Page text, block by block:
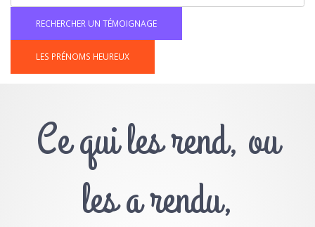
LES PRÉNOMS HEUREUX
Ce qui les rend, ou
les a rendu,